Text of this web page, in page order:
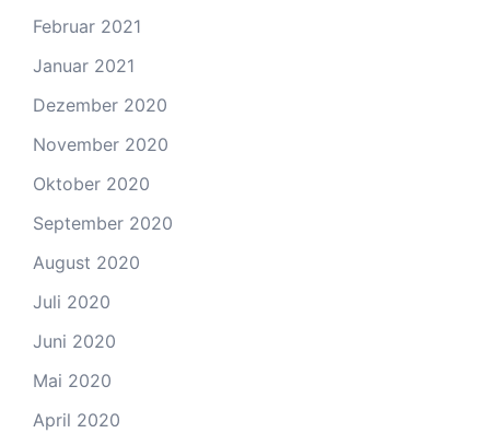
Februar 2021
Januar 2021
Dezember 2020
November 2020
Oktober 2020
September 2020
August 2020
Juli 2020
Juni 2020
Mai 2020
April 2020